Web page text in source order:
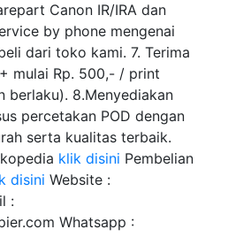
Canon IR/IRA dan
by phone mengenai
dari toko kami. 7. Terima
mulai Rp. 500,- / print
berlaku). 8.Menyediakan
percetakan POD dengan
serta kualitas terbaik.
klik disini Pembelian
disini Website :
:
Whatsapp :